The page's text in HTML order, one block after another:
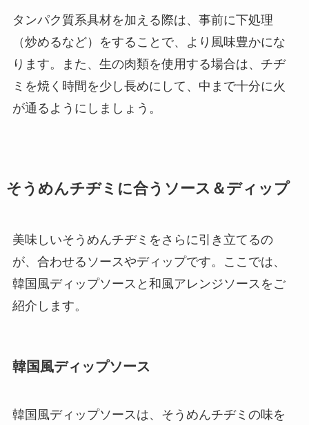
タンパク質系具材を加える際は、事前に下処理
（炒めるなど）をすることで、より風味豊かにな
ります。また、生の肉類を使用する場合は、チヂ
ミを焼く時間を少し長めにして、中まで十分に火
が通るようにしましょう。
そうめんチヂミに合うソース＆ディップ
美味しいそうめんチヂミをさらに引き立てるの
が、合わせるソースやディップです。ここでは、
韓国風ディップソースと和風アレンジソースをご
紹介します。
韓国風ディップソース
韓国風ディップソースは、そうめんチヂミの味を